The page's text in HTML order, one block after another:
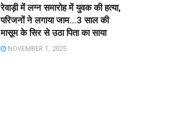
रेवाड़ी में लग्न समारोह में युवक की हत्या,
परिजनों ने लगाया जाम…3 साल की
मासूम के सिर से उठा पिता का साया
NOVEMBER 1, 2025